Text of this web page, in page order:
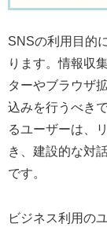
SNSの利用目的
ります。情報収
ターやブラウザ
込みを行うべき
るユーザーは、
き、建設的な対
です。
ビジネス利用の